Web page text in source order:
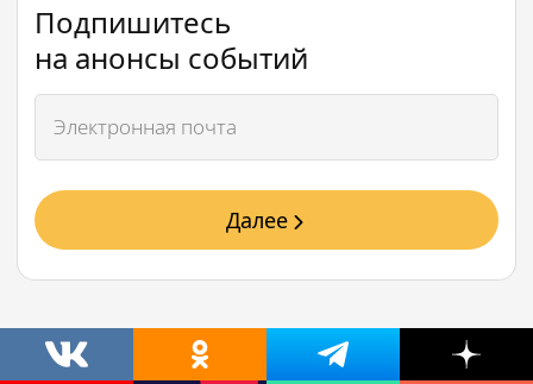
Подпишитесь
на анонсы событий
Далее